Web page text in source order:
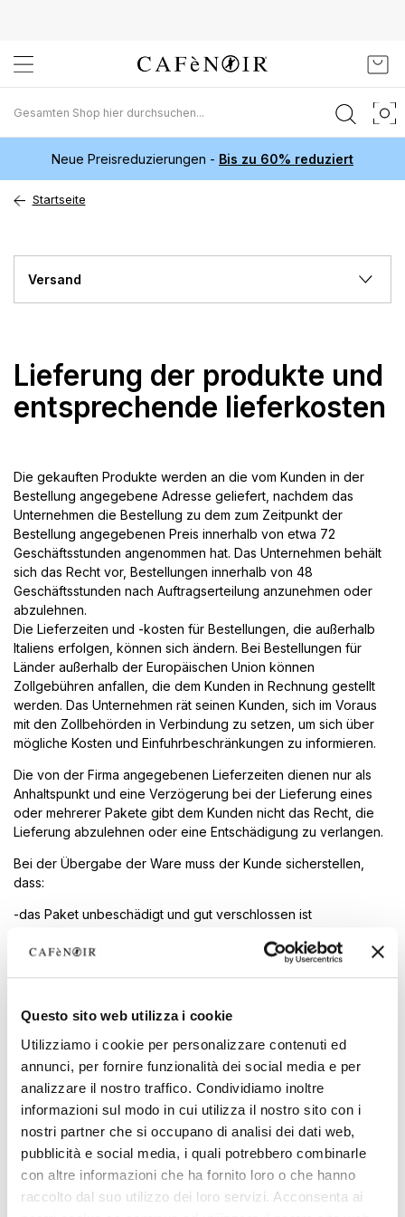
Questo sito web utilizza i cookie
Utilizziamo i cookie per personalizzare contenuti ed
annunci, per fornire funzionalità dei social media e per
analizzare il nostro traffico. Condividiamo inoltre
informazioni sul modo in cui utilizza il nostro sito con i
nostri partner che si occupano di analisi dei dati web,
pubblicità e social media, i quali potrebbero combinarle
con altre informazioni che ha fornito loro o che hanno
raccolto dal suo utilizzo dei loro servizi. Acconsenta ai
Inhalt
springen
Neue Preisreduzierungen - Bis zu 60% reduziert
Startseite
Lieferung der produkte und
entsprechende lieferkosten
Die gekauften Produkte werden an die vom Kunden in der
Bestellung angegebene Adresse geliefert, nachdem das
Unternehmen die Bestellung zu dem zum Zeitpunkt der
Bestellung angegebenen Preis innerhalb von etwa 72
Geschäftsstunden angenommen hat. Das Unternehmen behält
sich das Recht vor, Bestellungen innerhalb von 48
Geschäftsstunden nach Auftragserteilung anzunehmen oder
abzulehnen.
Die Lieferzeiten und -kosten für Bestellungen, die außerhalb
Italiens erfolgen, können sich ändern. Bei Bestellungen für
Länder außerhalb der Europäischen Union können
Zollgebühren anfallen, die dem Kunden in Rechnung gestellt
werden. Das Unternehmen rät seinen Kunden, sich im Voraus
mit den Zollbehörden in Verbindung zu setzen, um sich über
mögliche Kosten und Einfuhrbeschränkungen zu informieren.
Die von der Firma angegebenen Lieferzeiten dienen nur als
Anhaltspunkt und eine Verzögerung bei der Lieferung eines
oder mehrerer Pakete gibt dem Kunden nicht das Recht, die
Lieferung abzulehnen oder eine Entschädigung zu verlangen.
Bei der Übergabe der Ware muss der Kunde sicherstellen,
dass:
-das Paket unbeschädigt und gut verschlossen ist
Gegenständen ist unverzüglich zu melden und der Grund für
Nach dem Öffnen des Pakets muss jedes Problem bezüglich
des physischen Zustands der bestellten Artikel so schnell wie
möglich dem Kundendienst des Unternehmens mitgeteilt
Falls Bestellungen (die mit Kreditkarte, Paypal oder Satispay
bezahlt wurden) aufgrund fehlender Lieferinformationen, eines
abwesenden Empfängers oder einer generell unmöglichen
Lieferung nicht zugestellt werden können, wird der Spediteur
wenn die Lieferung nach 10 Tagen immer noch unmöglich ist.
Versand